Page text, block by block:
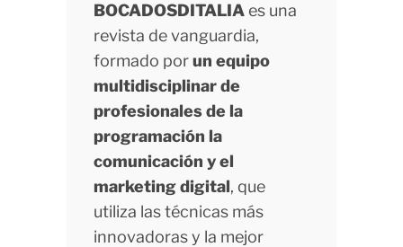
BOCADOSDITALIAes una
revista de vanguardia,
formado porun equipo
multidisciplinar de
profesionales de la
programación la
comunicación y el
marketing digital, que
utiliza las técnicas más
innovadoras y la mejor